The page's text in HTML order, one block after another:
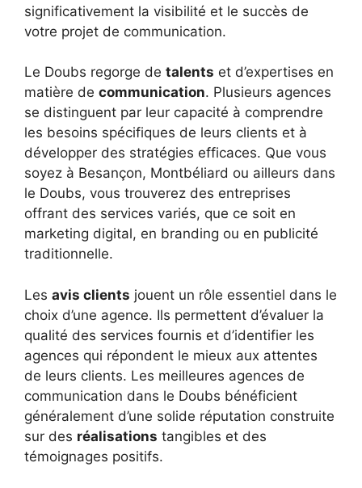
significativement la visibilité et le succès de
votre projet de communication.
Le Doubs regorge de talents et d’expertises en
matière de communication. Plusieurs agences
se distinguent par leur capacité à comprendre
les besoins spécifiques de leurs clients et à
développer des stratégies efficaces. Que vous
soyez à Besançon, Montbéliard ou ailleurs dans
le Doubs, vous trouverez des entreprises
offrant des services variés, que ce soit en
marketing digital, en branding ou en publicité
traditionnelle.
Les avis clients jouent un rôle essentiel dans le
choix d’une agence. Ils permettent d’évaluer la
qualité des services fournis et d’identifier les
agences qui répondent le mieux aux attentes
de leurs clients. Les meilleures agences de
communication dans le Doubs bénéficient
généralement d’une solide réputation construite
sur des réalisations tangibles et des
témoignages positifs.